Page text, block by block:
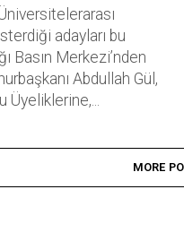
adayları bu
Basın Merkezi’nden
Abdullah Gül,
Üyeliklerine,...
MORE